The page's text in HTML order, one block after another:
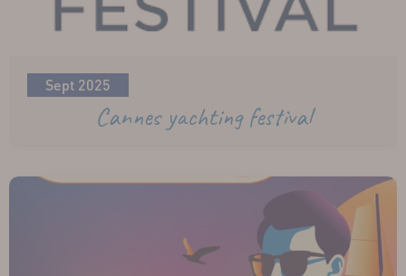
Sept 2025
Cannes yachting festival